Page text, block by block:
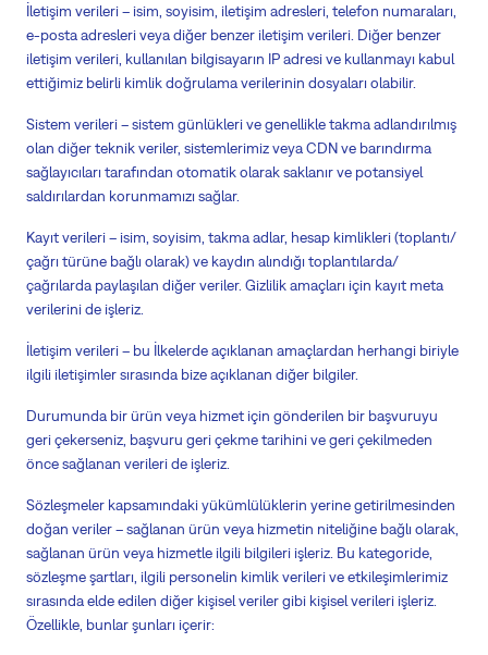
İletişim verileri – isim, soyisim, iletişim adresleri, telefon numaraları,
e-posta adresleri veya diğer benzer iletişim verileri. Diğer benzer
iletişim verileri, kullanılan bilgisayarın IP adresi ve kullanmayı kabul
ettiğimiz belirli kimlik doğrulama verilerinin dosyaları olabilir.
Sistem verileri – sistem günlükleri ve genellikle takma adlandırılmış
olan diğer teknik veriler, sistemlerimiz veya CDN ve barındırma
sağlayıcıları tarafından otomatik olarak saklanır ve potansiyel
saldırılardan korunmamızı sağlar.
Kayıt verileri – isim, soyisim, takma adlar, hesap kimlikleri (toplantı/
çağrı türüne bağlı olarak) ve kaydın alındığı toplantılarda/
çağrılarda paylaşılan diğer veriler. Gizlilik amaçları için kayıt meta
verilerini de işleriz.
İletişim verileri – bu İlkelerde açıklanan amaçlardan herhangi biriyle
ilgili iletişimler sırasında bize açıklanan diğer bilgiler.
Durumunda bir ürün veya hizmet için gönderilen bir başvuruyu
geri çekerseniz, başvuru geri çekme tarihini ve geri çekilmeden
önce sağlanan verileri de işleriz.
Sözleşmeler kapsamındaki yükümlülüklerin yerine getirilmesinden
doğan veriler – sağlanan ürün veya hizmetin niteliğine bağlı olarak,
sağlanan ürün veya hizmetle ilgili bilgileri işleriz. Bu kategoride,
sözleşme şartları, ilgili personelin kimlik verileri ve etkileşimlerimiz
sırasında elde edilen diğer kişisel veriler gibi kişisel verileri işleriz.
Özellikle, bunlarşunları içerir: